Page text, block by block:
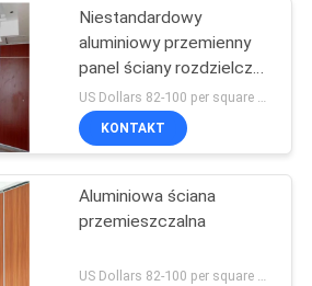
Niestandardowy
aluminiowy przemienny
panel ściany rozdzielczej
o wysokości 15 M Max
600-1200 mm
US Dollars 82-100 per square meter MOQ:No MOQ
KONTAKT
Aluminiowa ściana
przemieszczalna
US Dollars 82-100 per square meter MOQ:No MOQ